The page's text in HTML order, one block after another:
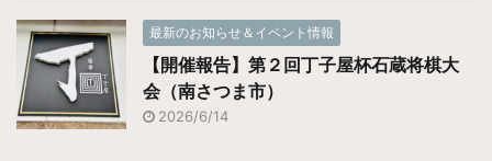
最新のお知らせ＆イベント情報
【開催報告】第２回丁子屋杯石蔵将棋大
会（南さつま市）
2026/6/14